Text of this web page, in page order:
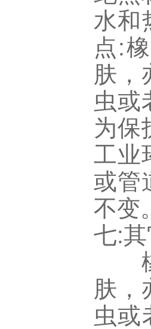
水和
点:
肤，
虫或
为保
工业
或管
不
七:
橡
肤，
虫或